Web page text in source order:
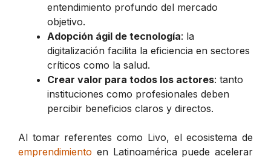
entendimiento profundo del mercado
objetivo.
Adopción ágil de tecnología: la
digitalización facilita la eficiencia en sectores
críticos como la salud.
Crear valor para todos los actores: tanto
instituciones como profesionales deben
percibir beneficios claros y directos.
Al tomar referentes como Livo, el ecosistema de
emprendimiento en Latinoamérica puede acelerar